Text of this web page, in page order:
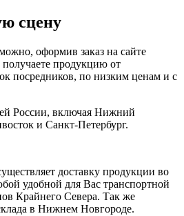
сцену
оформив заказ на сайте
продукцию от
посредников, по низким ценам и с
России, включая Нижний
и Санкт-Петербург.
доставку продукции во
удобной для Вас транспортной
Крайнего Севера. Так же
в Нижнем Новгороде.